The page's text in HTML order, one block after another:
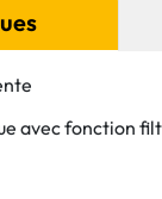
avec fonction